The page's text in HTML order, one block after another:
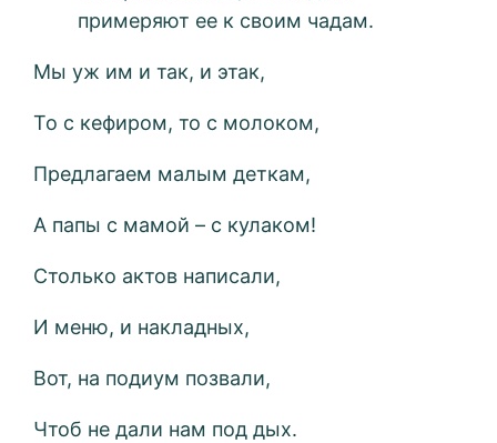
примеряют ее к своим чадам.
Мы уж им и так, и этак,
То с кефиром, то с молоком,
Предлагаем малым деткам,
А папы с мамой – с кулаком!
Столько актов написали,
И меню, и накладных,
Вот, на подиум позвали,
Чтоб не дали нам под дых.